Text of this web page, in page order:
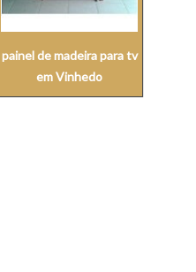
painel de madeira para tv
em Vinhedo